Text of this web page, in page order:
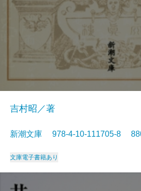
吉村昭／著
新潮文庫 978-4-10-111705-8
文庫電子書籍あり